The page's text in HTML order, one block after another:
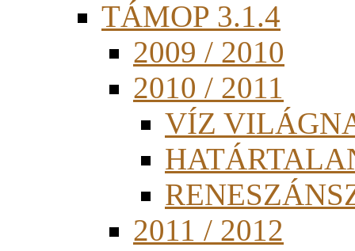
TÁMOP 3.1.4
2009 / 2010
2010 / 2011
VÍZ
2011 / 2012